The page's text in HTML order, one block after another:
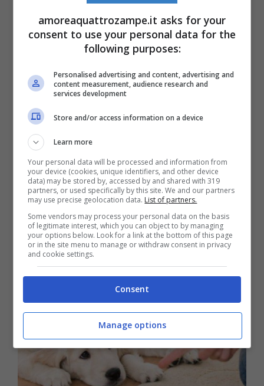
Potrebbe interessarti anche:Il cane fa pipì
in casa? Ecco perché e come risolvere il
Rimedi per il cane che fa i
bisogni ovunque
Ritrovare pipì e cacca del nostro cane
ovunque è davvero un grande problema,
non solo fastidioso per noi perché costretti a
pulire in ogni dove ma anche perché richiede
un maggiore sforzo da parte nostra per
educare Fido a non farlo più
amoreaquattrozampe.it asks for your
consent to use your personal data for the
following purposes:
Personalised advertising and content, advertising and
content measurement, audience research and
services development
Store and/or access information on a device
Learn more
Your personal data will be processed and information from
your device (cookies, unique identifiers, and other device
data) may be stored by, accessed by and shared with 319
partners, or used specifically by this site. We and our partners
may use precise geolocation data. List of partners.
Some vendors may process your personal data on the basis
of legitimate interest, which you can object to by managing
your options below. Look for a link at the bottom of this page
or in the site menu to manage or withdraw consent in privacy
and cookie settings.
Consent
Manage options